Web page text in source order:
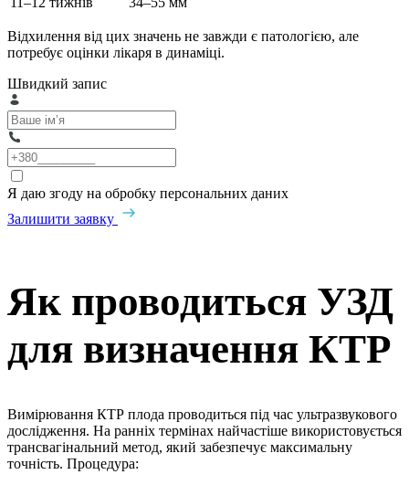
Відхилення від цих значень не завжди є патологією, але
потребує оцінки лікаря в динаміці.
Швидкий запис
Я даю згоду на обробку персональних даних
Залишити заявку
Як проводиться УЗД
для визначення КТР
Вимірювання КТР плода проводиться під час ультразвукового
дослідження. На ранніх термінах найчастіше використовується
трансвагінальний метод, який забезпечує максимальну
точність. Процедура: